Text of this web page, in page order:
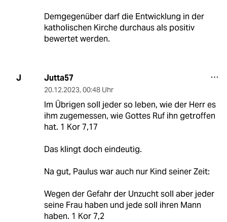
Demgegenüber darf die Entwicklung in der
katholischen Kirche durchaus als positiv
bewertet werden.
J Jutta57
20.12.2023, 00:48 Uhr
Im Übrigen soll jeder so leben, wie der Herr es
ihm zugemessen, wie Gottes Ruf ihn getroffen
hat. 1 Kor 7,17
Das klingt doch eindeutig.
Na gut, Paulus war auch nur Kind seiner Zeit:
Wegen der Gefahr der Unzucht soll aber jeder
seine Frau haben und jede soll ihren Mann
haben. 1 Kor 7,2